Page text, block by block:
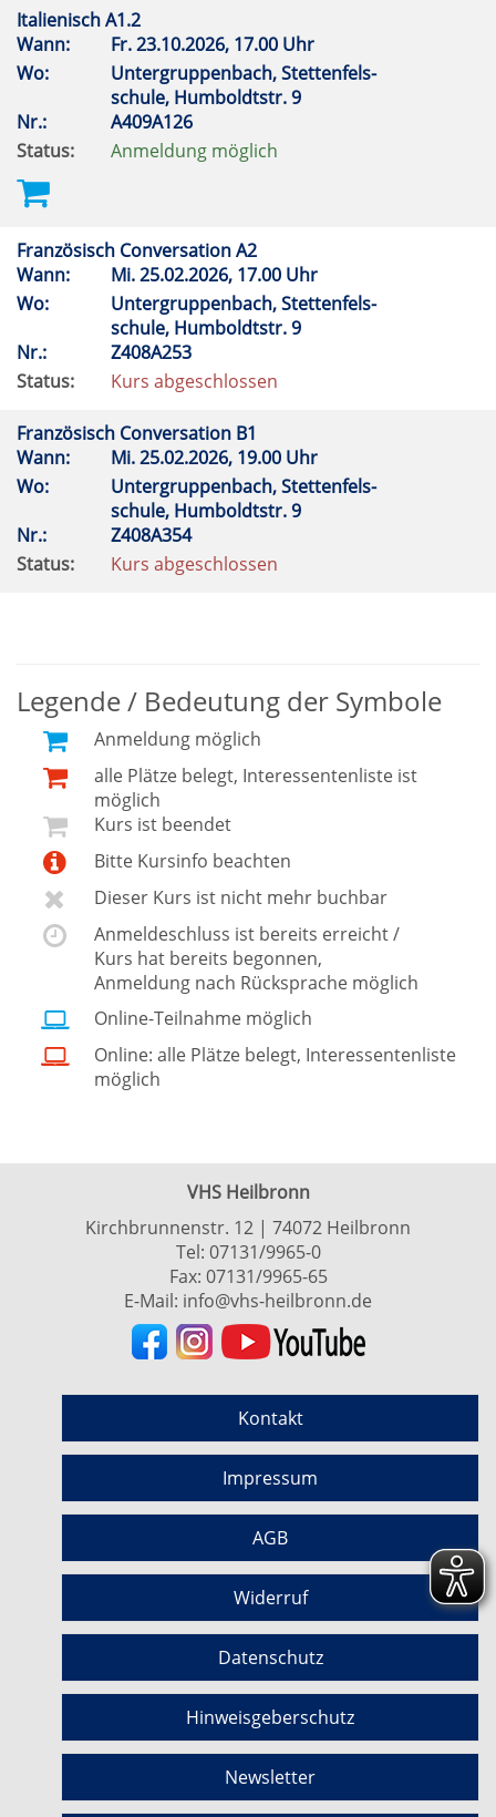
Italienisch A1.2
Wann:
Fr.23.10.2026, 17.00 Uhr
Wo:
Untergruppenbach, Stettenfels-
schule, Humboldtstr. 9
Nr.:
A409A126
Status:
Anmeldung möglich
Französisch Conversation A2
Wann:
Mi.25.02.2026, 17.00 Uhr
Wo:
Untergruppenbach, Stettenfels-
schule, Humboldtstr. 9
Nr.:
Z408A253
Status:
Kurs abgeschlossen
Französisch Conversation B1
Wann:
Mi.25.02.2026, 19.00 Uhr
Wo:
Untergruppenbach, Stettenfels-
schule, Humboldtstr. 9
Nr.:
Z408A354
Status:
Kurs abgeschlossen
Legende / Bedeutung der Symbole
Anmeldung möglich
alle Plätze belegt, Interessentenliste ist
möglich
Kurs ist beendet
Bitte Kursinfo beachten
Dieser Kurs ist nicht mehr buchbar
Anmeldeschluss ist bereits erreicht /
Kurs hat bereits begonnen,
Anmeldung nach Rücksprache möglich
Online-Teilnahme möglich
Online: alle Plätze belegt, Interessentenliste
möglich
VHS Heilbronn
Kirchbrunnenstr. 12 | 74072 Heilbronn
Tel: 07131/9965-0
Fax: 07131/9965-65
E-Mail: info@vhs-heilbronn.de
Kontakt
Impressum
AGB
Widerruf
Datenschutz
Hinweisgeberschutz
Newsletter